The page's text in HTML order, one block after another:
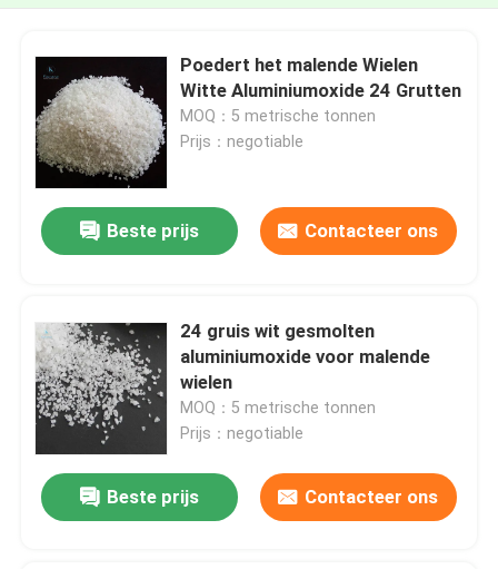
Poedert het malende Wielen
Witte Aluminiumoxide 24 Grutten
MOQ：5 metrische tonnen
Prijs：negotiable
Beste prijs Contacteer ons
24 gruis wit gesmolten
aluminiumoxide voor malende
wielen
MOQ：5 metrische tonnen
Prijs：negotiable
Beste prijs Contacteer ons